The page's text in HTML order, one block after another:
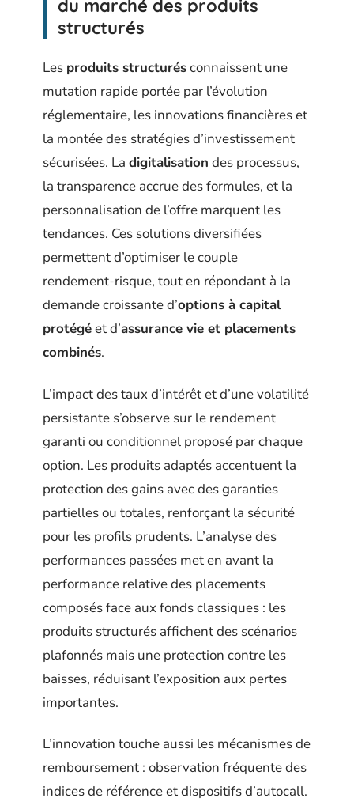
du marché des produits
structurés
Les produits structurésconnaissent une
mutation rapide portée par l’évolution
réglementaire, les innovations financières et
la montée des stratégies d’investissement
sécurisées. La digitalisation des processus,
la transparence accrue des formules, et la
personnalisation de l’offre marquent les
tendances. Ces solutions diversifiées
permettent d’optimiser le couple
rendement-risque, tout en répondant à la
demande croissante d’options à capital
protégéet d’assurance vie et placements
combinés.
L’impact des taux d’intérêt et d’une volatilité
persistante s’observe sur le rendement
garanti ou conditionnel proposé par chaque
option. Les produits adaptés accentuent la
protection des gains avec des garanties
partielles ou totales, renforçant la sécurité
pour les profils prudents. L’analyse des
performances passées met en avant la
performance relative des placements
composés face aux fonds classiques : les
produits structurés affichent des scénarios
plafonnés mais une protection contre les
baisses, réduisant l’exposition aux pertes
importantes.
L’innovation touche aussi les mécanismes de
remboursement : observation fréquente des
indices de référence et dispositifs d’autocall.